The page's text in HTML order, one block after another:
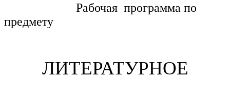
Рабочая программа по
предмету
ЛИТЕРАТУРНОЕ